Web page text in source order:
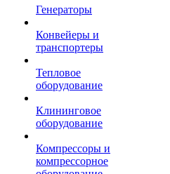
Генераторы
Конвейеры и
транспортеры
Тепловое
оборудование
Клининговое
оборудование
Компрессоры и
компрессорное